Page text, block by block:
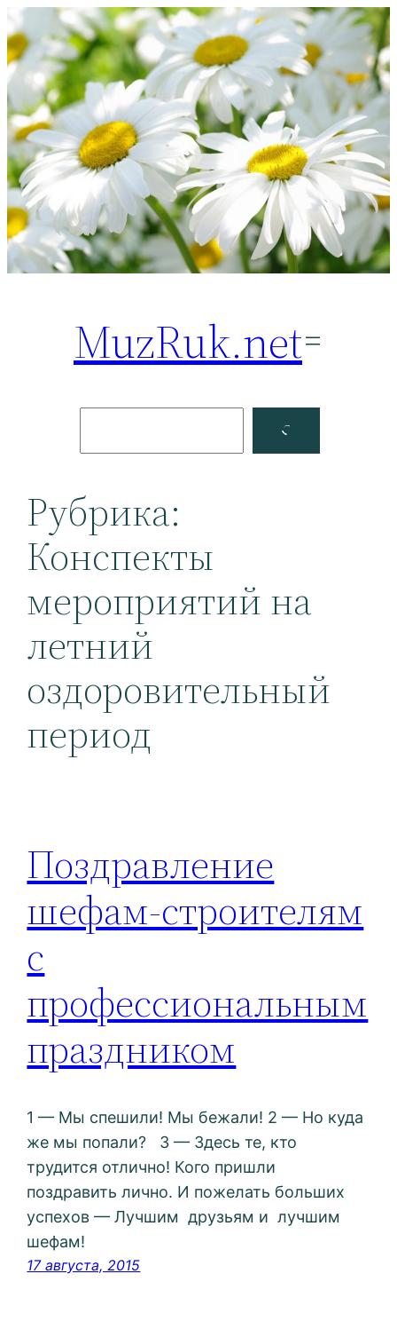
Перейти
к
содержимому
MuzRuk.net
Facebook
Рубрика:
Конспекты
мероприятий на
летний
оздоровительный
период
Поздравление
шефам-строителям
с
профессиональным
праздником
1 — Мы спешили! Мы бежали! 2 — Но куда
же мы попали? 3 — Здесь те, кто
трудится отлично! Кого пришли
поздравить лично. И пожелать больших
успехов — Лучшим друзьям и лучшим
шефам!
17 августа, 2015